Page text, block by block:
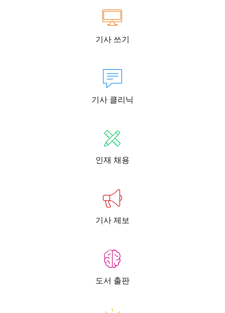
기사 쓰기
기사 클리닉
인재 채용
기사 제보
도서 출판